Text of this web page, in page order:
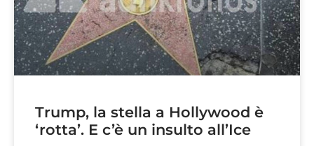
Trump, la stella a Hollywood è
‘rotta’. E c’è un insulto all’Ice